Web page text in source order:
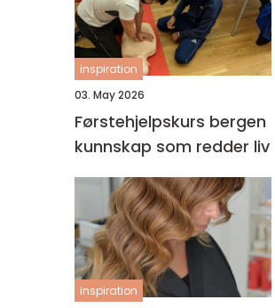
inspiration
03. May 2026
Førstehjelpskurs bergen
kunnskap som redder liv
inspiration